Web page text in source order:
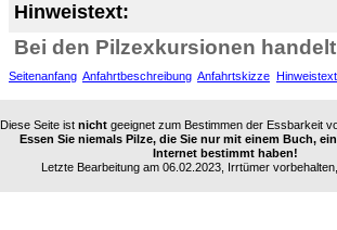
Hinweistext:
Bei den Pilzexkursionen
Seitenanfang Anfahrtbeschreibung Anfahrtskizze Hinweistext
Diese Seite ist nichtgeeignet zum Bestimmen der Essbarkeit
Essen Sie niemals Pilze, die Sie nur mit einem Buch,
Internet bestimmt haben!
Letzte Bearbeitung am 06.02.2023, Irrtümer